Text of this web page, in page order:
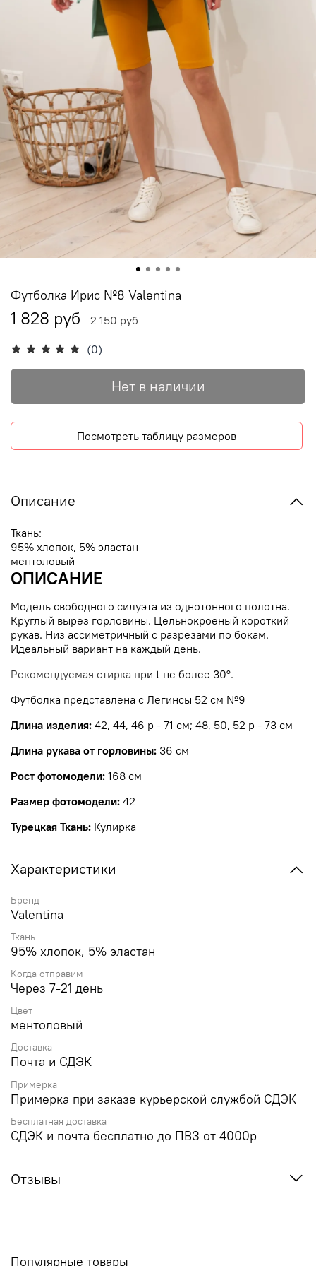
(0)
Футболка Ирис №8 Valentina
1 828 руб 2 150 руб
Нет в наличии
Посмотреть таблицу размеров
Описание
Ткань:
95% хлопок, 5% эластан
ментоловый
ОПИСАНИЕ
Модель свободного силуэта из однотонного полотна.
Круглый вырез горловины. Цельнокроеный короткий
рукав. Низ ассиметричный с разрезами по бокам.
Идеальный вариант на каждый день.
Рекомендуемая стирка при t не более 30°.
Футболка представлена с Легинсы 52 см №9
Длина изделия: 42, 44, 46 р - 71 см; 48, 50, 52 р - 73 см
Длина рукава от горловины: 36 см
Рост фотомодели: 168 см
Размер фотомодели: 42
Турецкая Ткань: Кулирка
Характеристики
Бренд
Valentina
Ткань
95% хлопок, 5% эластан
Когда отправим
Через 7-21 день
Цвет
ментоловый
Доставка
Почта и СДЭК
Примерка
Примерка при заказе курьерской службой СДЭК
Бесплатная доставка
СДЭК и почта бесплатно до ПВЗ от 4000р
Отзывы
Популярные товары